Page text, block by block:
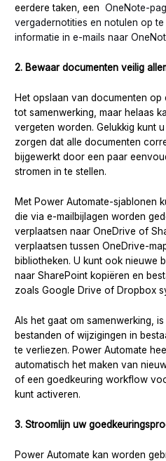
eerdere taken, een OneNote-
vergadernotities en notulen op
informatie in e-mails naar
2. Bewaar documenten veilig
Het opslaan van documenten op
tot samenwerking, maar helaas
vergeten worden. Gelukkig kunt
zorgen dat alle documenten
bijgewerkt door een paar
stromen in te stellen.
Met Power Automate-sjablonen
die via e-mailbijlagen worden
verplaatsen naar OneDrive of
verplaatsen tussen OneDrive-
bibliotheken. U kunt ook nieuwe
naar SharePoint kopiëren en
zoals Google Drive of Dropbox
Als het gaat om samenwerking,
bestanden of wijzigingen in
te verliezen. Power Automate
automatisch het maken van
of een goedkeuring workflow
kunt activeren.
3. Stroomlijn uw
Power Automate kan worden